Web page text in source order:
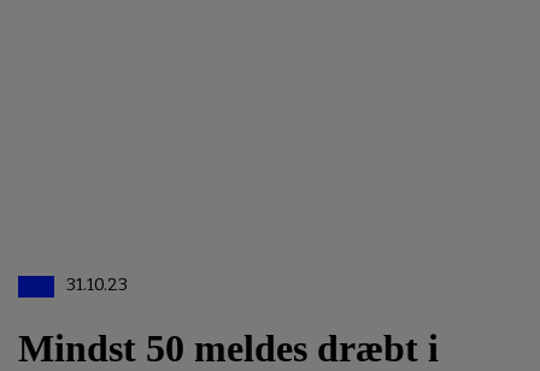
31.10.23
Mindst 50 meldes dræbt i